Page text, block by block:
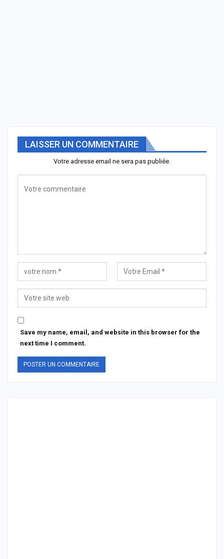
LAISSER UN COMMENTAIRE
Votre adresse email ne sera pas publiée.
Save my name, email, and website in this browser for the
next time I comment.